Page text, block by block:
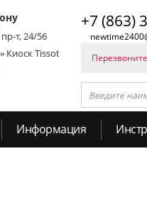
т, 24/56
Киоск Tissot
+7 (863)
Информация